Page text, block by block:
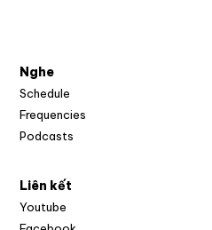
Nghe
Schedule
Frequencies
Podcasts
Liên kết
Youtube